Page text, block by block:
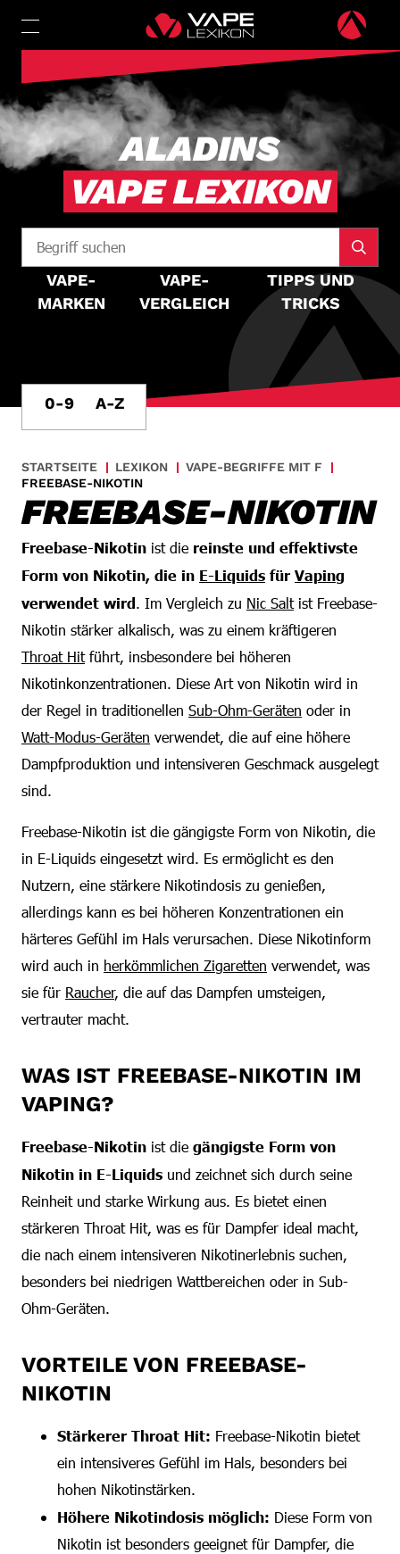
ALADINS
VAPE LEXIKON
VAPE-
MARKEN
VAPE-
VERGLEICH
TIPPS UND
TRICKS
0-9 A-Z
STARTSEITE LEXIKON
VAPE-BEGRIFFE MIT F
FREEBASE-NIKOTIN
FREEBASE-NIKOTIN
Freebase-Nikotin ist die reinste und effektivste
Form von Nikotin, die in E-Liquids für Vaping
verwendet wird. Im Vergleich zu Nic Saltist Freebase-
Nikotin stärker alkalisch, was zu einem kräftigeren
Throat Hitführt, insbesondere bei höheren
Nikotinkonzentrationen. Diese Art von Nikotin wird in
der Regel in traditionellen Sub-Ohm-Geräten oder in
Watt-Modus-Geräten verwendet, die auf eine höhere
Dampfproduktion und intensiveren Geschmack ausgelegt
sind.
Freebase-Nikotin ist die gängigste Form von Nikotin, die
in E-Liquids eingesetzt wird. Es ermöglicht es den
Nutzern, eine stärkere Nikotindosis zu genießen,
allerdings kann es bei höheren Konzentrationen ein
härteres Gefühl im Hals verursachen. Diese Nikotinform
wird auch in herkömmlichen Zigaretten verwendet, was
sie für Raucher, die auf das Dampfen umsteigen,
vertrauter macht.
WAS IST FREEBASE-NIKOTIN IM
VAPING?
Freebase-Nikotin ist die gängigste Form von
Nikotin in E-Liquids und zeichnet sich durch seine
Reinheit und starke Wirkung aus. Es bietet einen
stärkeren Throat Hit, was es für Dampfer ideal macht,
die nach einem intensiveren Nikotinerlebnis suchen,
besonders bei niedrigen Wattbereichen oder in Sub-
Ohm-Geräten.
VORTEILE VON FREEBASE-
NIKOTIN
Stärkerer Throat Hit: Freebase-Nikotin bietet
ein intensiveres Gefühl im Hals, besonders bei
hohen Nikotinstärken.
Höhere Nikotindosis möglich: Diese Form von
Nikotin ist besonders geeignet für Dampfer, die